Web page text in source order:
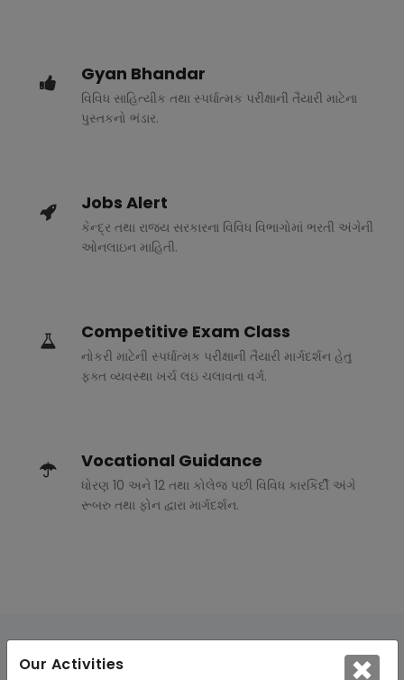
Our Activities
Gyan Bhandar
વિવિધ સાહિત્યીક તથા સ્પર્ધાત્મક પરીક્ષાની તૈયારી માટેના
પુસ્તકનો ભંડાર.
Jobs Alert
કેન્દ્ર તથા રાજ્ય સરકારના વિવિધ વિભાગોમાં ભરતી અંગેની
ઓનલાઇન માહિતી.
Competitive Exam Class
નોકરી માટેની સ્પર્ધાત્મક પરીક્ષાની તૈયારી માર્ગદર્શન હેતુ
ફક્ત વ્યવસ્થા ખર્ચ લઇ ચલાવતા વર્ગ.
Vocational Guidance
ધોરણ 10 અને 12 તથા કોલેજ પછી વિવિધ કારકિર્દી અંગે
રૂબરુ તથા ફોન દ્વારા માર્ગદર્શન.